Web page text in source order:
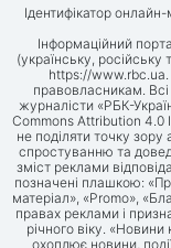
Ідентифікатор
Інформаційний
(українську, російську
https://www.rbc.ua
правовласникам. Всі
журналісти «РБК-
Commons Attribution 4.0
не поділяти точку зору
спростуванню та
зміст реклами
позначені плашкою:
матеріал», «Promo»,
правах реклами і
річного віку.
охоплює новини,